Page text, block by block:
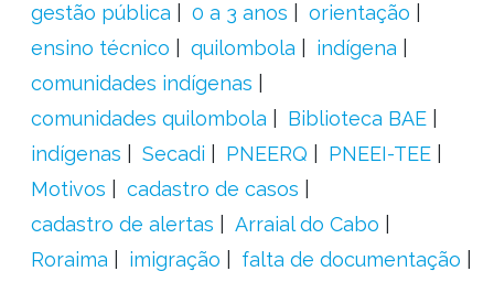
gestão pública
0 a 3 anos
orientação
ensino técnico
quilombola
indígena
comunidades indígenas
comunidades quilombola
Biblioteca BAE
indígenas
Secadi PNEERQ
PNEEI-TEE
Motivos
cadastro de casos
cadastro de alertas
Arraial do Cabo
Roraima
imigração
falta de documentação